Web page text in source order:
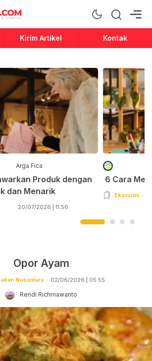
dan Inspirasi
Kirim Artikel Kontak
Arga Fica
Produk dengan
dan Menarik
20/07/2026 | 11:56
6 Cara
Ekonomi
Opor Ayam
Nusantara 02/06/2026 | 05:55
Rendi Richmawanto